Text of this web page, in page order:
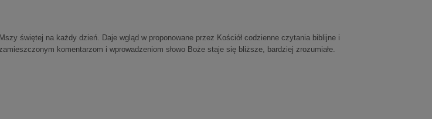
świętej na każdy dzień. Daje wgląd w proponowane przez Kościół codzienne czytania biblijne i
komentarzom i wprowadzeniom słowo Boże staje się bliższe, bardziej zrozumiałe.